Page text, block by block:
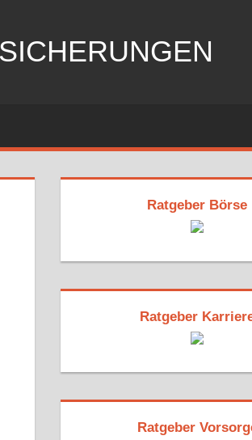
Ratgeber Börse
Ratgeber
Ratgeber